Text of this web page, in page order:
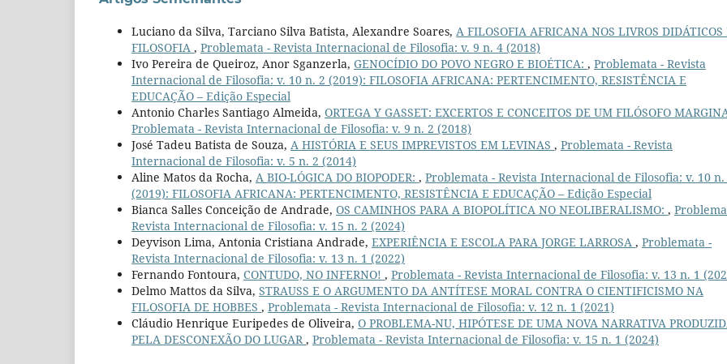
Luciano da Silva, Tarciano Silva Batista, Alexandre Soares, A FILOSOFIA AFRICANA NOS LIVROS DIDÁTICOS
FILOSOFIA , Problemata - Revista Internacional de Filosofia: v. 9 n. 4 (2018)
Ivo Pereira de Queiroz, Anor Sganzerla, GENOCÍDIO DO POVO NEGRO E BIOÉTICA: , Problemata - Revista
Internacional de Filosofia: v. 10 n. 2 (2019): FILOSOFIA AFRICANA: PERTENCIMENTO, RESISTÊNCIA E
EDUCAÇÃO – Edição Especial
Antonio Charles Santiago Almeida, ORTEGA Y GASSET: EXCERTOS E CONCEITOS DE UM FILÓSOFO
Problemata - Revista Internacional de Filosofia: v. 9 n. 2 (2018)
José Tadeu Batista de Souza, A HISTÓRIA E SEUS IMPREVISTOS EM LEVINAS , Problemata - Revista
Internacional de Filosofia: v. 5 n. 2 (2014)
Aline Matos da Rocha, A BIO-LÓGICA DO BIOPODER: , Problemata - Revista Internacional de Filosofia: v. 10 n.
(2019): FILOSOFIA AFRICANA: PERTENCIMENTO, RESISTÊNCIA E EDUCAÇÃO – Edição Especial
Bianca Salles Conceição de Andrade, OS CAMINHOS PARA A BIOPOLÍTICA NO NEOLIBERALISMO: ,
Revista Internacional de Filosofia: v. 15 n. 2 (2024)
Deyvison Lima, Antonia Cristiana Andrade, EXPERIÊNCIA E ESCOLA PARA JORGE LARROSA , Problemata -
Revista Internacional de Filosofia: v. 13 n. 1 (2022)
Fernando Fontoura, CONTUDO, NO INFERNO! , Problemata - Revista Internacional de Filosofia: v. 13 n. 1
Delmo Mattos da Silva, STRAUSS E O ARGUMENTO DA ANTÍTESE MORAL CONTRA O CIENTIFICISMO NA
FILOSOFIA DE HOBBES , Problemata - Revista Internacional de Filosofia: v. 12 n. 1 (2021)
Cláudio Henrique Euripedes de Oliveira, O PROBLEMA-NU, HIPÓTESE DE UMA NOVA NARRATIVA
PELA DESCONEXÃO DO LUGAR , Problemata - Revista Internacional de Filosofia: v. 15 n. 1 (2024)